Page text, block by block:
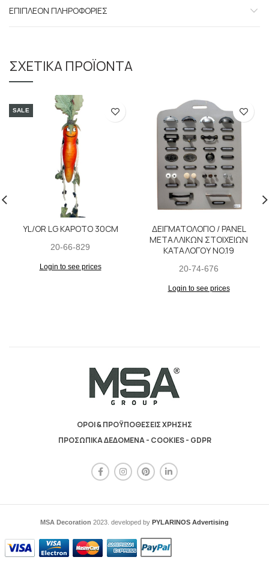
ΕΠΙΠΛΈΟΝ ΠΛΗΡΟΦΟΡΊΕΣ
ΣΧΕΤΙΚΆ ΠΡΟΪΌΝΤΑ
SALE
YL/OR LG ΚΑΡΟΤΟ 30CM
20-66-829
Login to see prices
ΔΕΙΓΜΑΤΟΛΟΓΙΟ / PANEL
ΜΕΤΑΛΛΙΚΩΝ ΣΤΟΙΧΕΙΩΝ
ΚΑΤΑΛΟΓΟΥ ΝΟ.19
20-74-676
Login to see prices
ΟΡΟΙ & ΠΡΟΫΠΟΘΕΣΕΙΣ ΧΡΗΣΗΣ
ΠΡΟΣΩΠΙΚΑ ΔΕΔΟΜΕΝΑ - COOKIES - GDPR
MSA Decoration 2023. developed by PYLARINOS Advertising